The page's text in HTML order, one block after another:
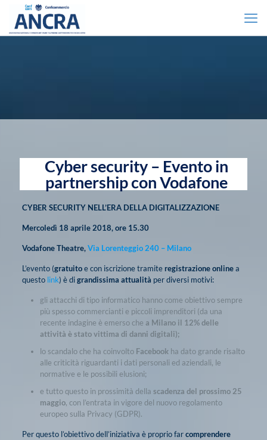
Cyber security – Evento in
partnership con Vodafone
CYBER SECURITY NELL’ERA DELLA DIGITALIZZAZIONE
Mercoledì 18 aprile 2018, ore 15.30
Vodafone Theatre,Via Lorenteggio 240 – Milano
L’evento (gratuitoe con iscrizione tramite registrazione onlinea
questo link) è digrandissima attualità per diversi motivi:
gli attacchi di tipo informatico hanno come obiettivo sempre
più spesso commercianti e piccoli imprenditori (da una
recente indagine è emerso che a Milano il 12% delle
attività è stato vittima di danni digitali);
lo scandalo che ha coinvolto Facebookha dato grande risalto
alle criticità riguardanti i dati personali ed aziendali, le
normative e le possibili elusioni;
e tutto questo in prossimità della scadenza del prossimo 25
maggio, con l’entrata in vigore del nuovo regolamento
europeo sulla Privacy (GDPR).
Per questo l’obiettivo dell’iniziativa è proprio farcomprendere